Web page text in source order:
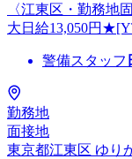
〈江東区・勤務地
大日給13,050円
警備スタッフ
勤務地
面接地
東京都江東区 ゆり